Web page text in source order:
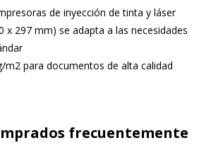
de inyección de tinta y láser
x 297 mm) se adapta a las necesidades
m2 para documentos de alta calidad
frecuentemente